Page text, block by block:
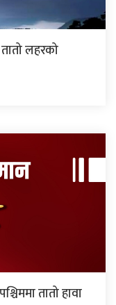
लहरको
तातो हावा